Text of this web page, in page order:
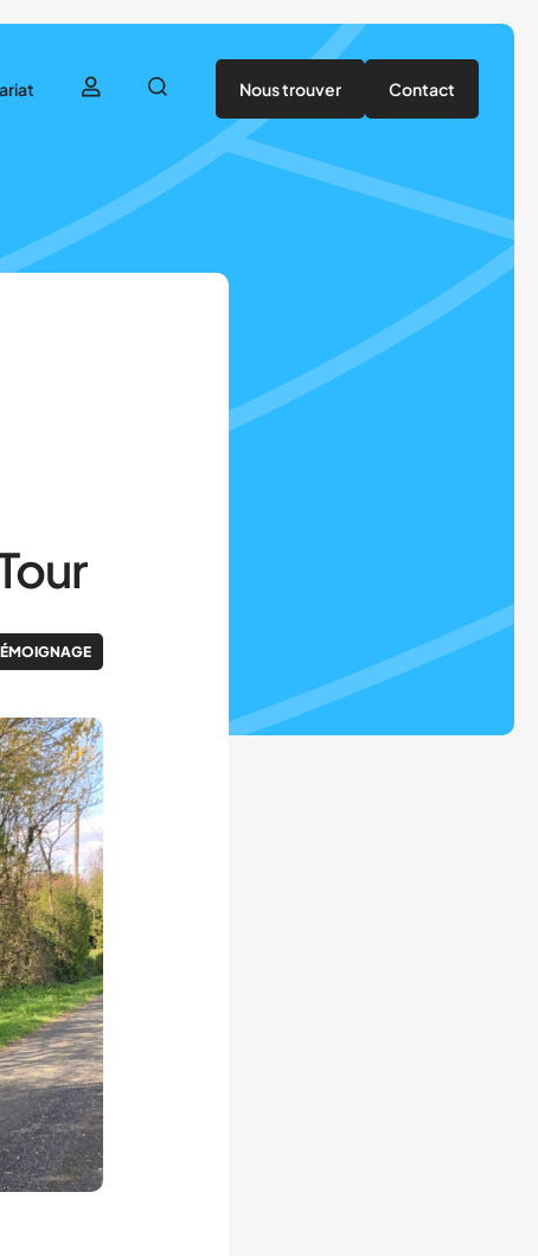
Nous trouver Contact